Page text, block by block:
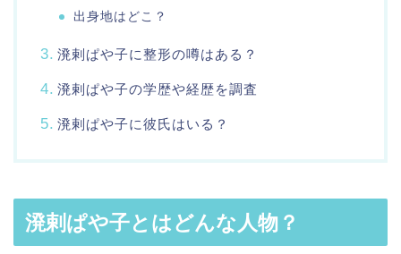
出身地はどこ？
溌剌ぱや子に整形の噂はある？
溌剌ぱや子の学歴や経歴を調査
溌剌ぱや子に彼氏はいる？
溌剌ぱや子とはどんな人物？